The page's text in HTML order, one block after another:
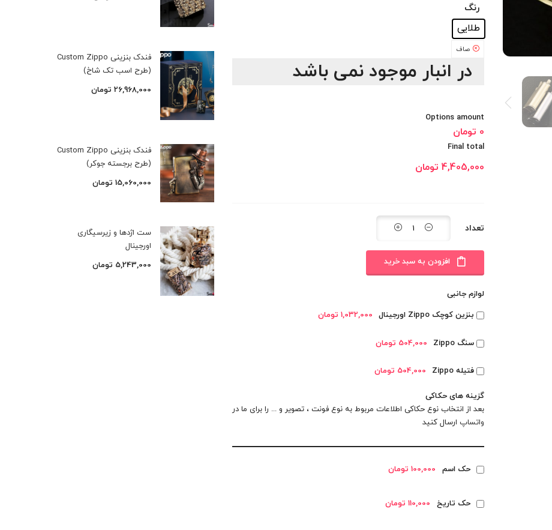
رنگ
طلایی
صاف
در انبار موجود نمی باشد
Options amount
0 تومان
Final total
4,405,000 تومان
تعداد
افزودن به سبد خرید
لوازم جانبی
بنزین کوچک Zippo اورجینال
1,032,000 تومان
سنگ Zippo 504,000 تومان
فتیله Zippo 504,000 تومان
گزینه های حکاکی
بعد از انتخاب نوع حکاکی اطلاعات مربوط به نوع فونت ، تصویر و ... را برای ما در
واتساپ ارسال کنید
حک اسم 100,000 تومان
حک تاریخ 110,000 تومان
فندک بنزینی Custom Zippo
(طرح اسب تک شاخ)
26,968,000 تومان
فندک بنزینی Custom Zippo
(طرح برجسته جوکر)
15,060,000 تومان
ست اژدها و زیرسیگاری
اورجینال
5,243,000 تومان